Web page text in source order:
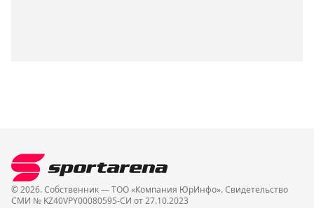
© 2026. Собственник — ТОО «Компания ЮрИнфо». Cвидетельство
СМИ № KZ40VPY00080595-СИ от 27.10.2023